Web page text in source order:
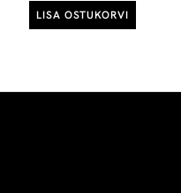
LISA OSTUKORVI